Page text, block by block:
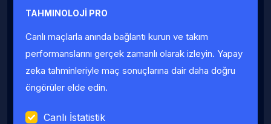
Fauller Ortalama
TAHMINOLOJİ PRO
Canlı maçlarla anında bağlantı kurun ve takım
performanslarını gerçek zamanlı olarak izleyin. Yapay
zeka tahminleriyle maç sonuçlarına dair daha doğru
öngörüler elde edin.
Canlı İstatistik